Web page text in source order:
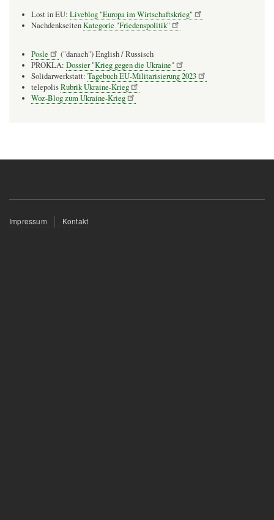
Lost in EU: Liveblog "Europa im Wirtschaftskrieg"
NachdenkseitenKategorie "Friedenspolitik"
Posle
("danach") English / Russisch
PROKLA: Dossier "Krieg gegen die Ukraine"
Solidarwerkstatt: Tagebuch EU-Militarisierung 2023
telepolisRubrik Ukraine-Krieg
Woz-Blog zum Ukraine-Krieg
Fußzeilenmenü
Impressum Kontakt